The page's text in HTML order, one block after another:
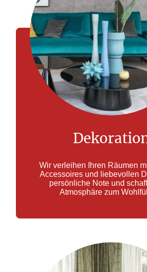
Wir verleihen Ihren Räumen
Accessoires und liebevollen
persönliche Note und
Atmosphäre zum